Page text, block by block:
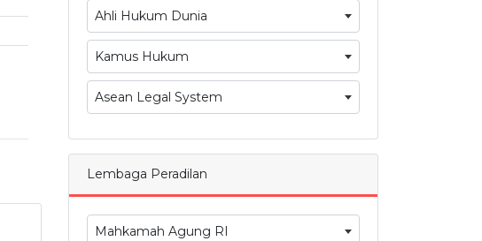
Ahli Hukum Dunia
Kamus Hukum
Asean Legal System
Lembaga Peradilan
Mahkamah Agung RI